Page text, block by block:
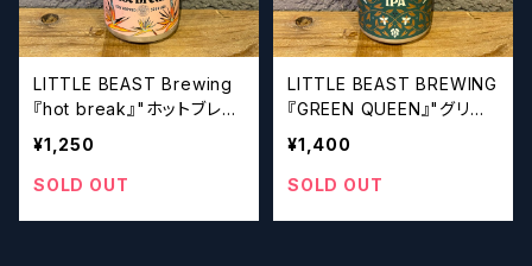
LITTLE BEAST Brewing
『hot break』"ホットブレイ
ク" Dry hopped sour al
e 【クラフトビールシザー
ズ】
¥1,250
SOLD OUT
LITTLE BEAST BREWING
『GREEN QUEEN』"グリー
ンクイーン" West coast IP
A【クラフトビールシザーズ】
¥1,400
SOLD OUT